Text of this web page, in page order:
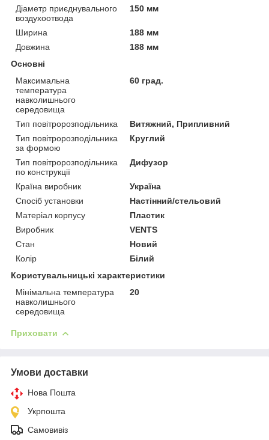
Діаметр приєднувального
воздухоотвода
150 мм
Ширина
188 мм
Довжина
188 мм
Основні
Максимальна
температура
навколишнього
середовища
60 град.
Тип повітророзподільника
Витяжний, Припливний
Тип повітророзподільника
за формою
Круглий
Тип повітророзподільника
по конструкції
Дифузор
Країна виробник
Україна
Спосіб установки
Настінний/стельовий
Матеріал корпусу
Пластик
Виробник
VENTS
Стан
Новий
Колір
Білий
Користувальницькі характеристики
Мінімальна температура
навколишнього
середовища
20
Приховати
Умови доставки
Нова Пошта
Укрпошта
Самовивіз